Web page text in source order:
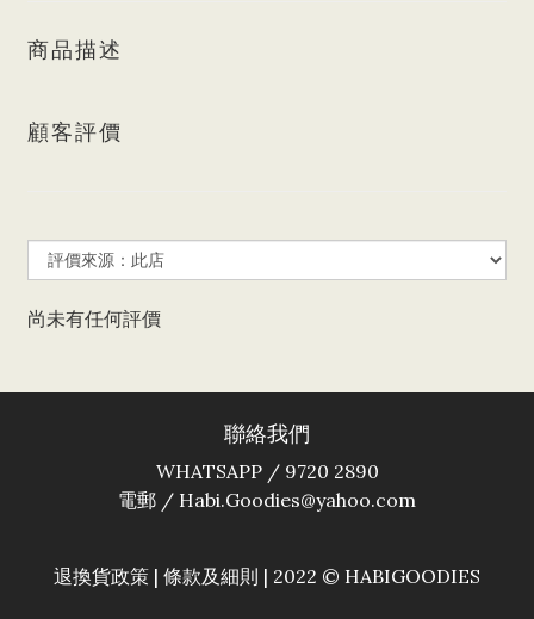
商品描述
顧客評價
尚未有任何評價
聯絡我們
WHATSAPP / 9720 2890
電郵 / Habi.Goodies@yahoo.com
退換貨政策 | 條款及細則 | 2022 © HABIGOODIES